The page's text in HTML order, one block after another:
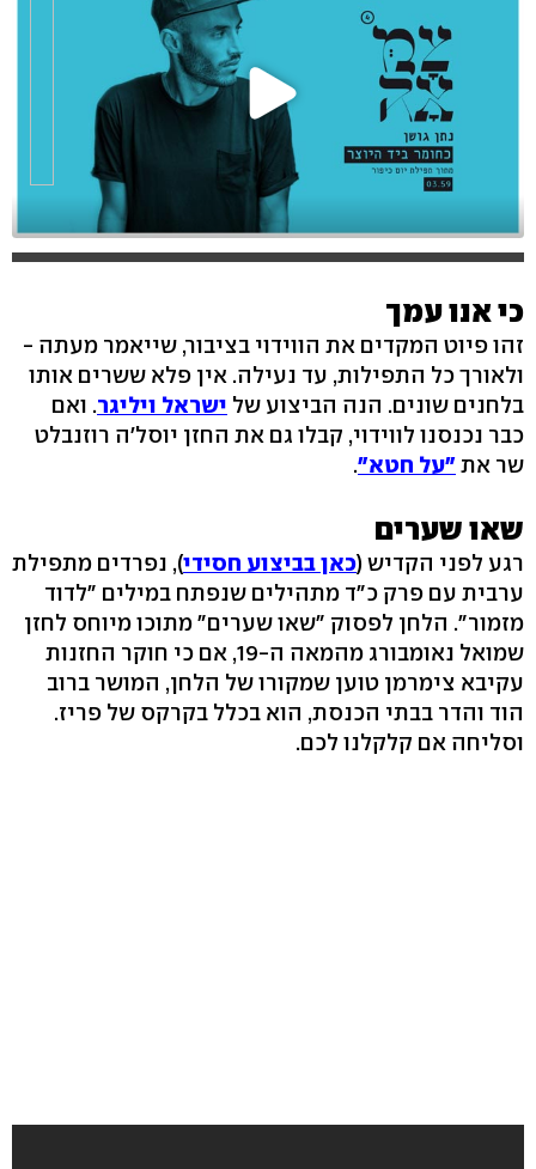
כי אנו עמך
זהו פיוט המקדים את הווידוי בציבור, שייאמר מעתה -
ולאורך כל התפילות, עד נעילה. אין פלא ששרים אותו
בלחנים שונים. הנה הביצוע של ישראל ויליגר. ואם
כבר נכנסנו לווידוי, קבלו גם את החזן יוסל'ה רוזנבלט
שר את"על חטא".
שאו שערים
רגע לפני הקדיש (כאן בביצוע חסידי), נפרדים מתפילת
ערבית עם פרק כ"ד מתהילים שנפתח במילים "לדוד
מזמור". הלחן לפסוק "שאו שערים" מתוכו מיוחס לחזן
שמואל נאומבורג מהמאה ה-19, אם כי חוקר החזנות
עקיבא צימרמן טוען שמקורו של הלחן, המושר ברוב
הוד והדר בבתי הכנסת, הוא בכלל בקרקס של פריז.
וסליחה אם קלקלנו לכם.